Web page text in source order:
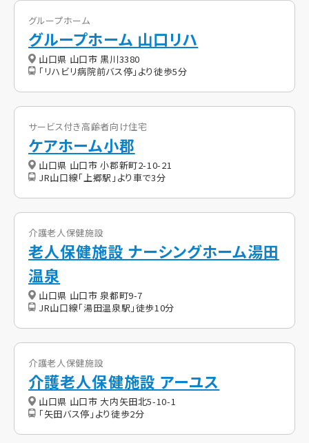
グループホーム
グループホーム 山口リハ
山口県 山口市 黒川3380
「リハビリ病院前バス停」より徒歩5分
サービス付き高齢者向け住宅
ケアホーム小郡
山口県 山口市 小郡新町2-10-21
JR山口線「上郷駅」より車で3分
介護老人保健施設
老人保健施設 ナーシングホーム湯田
温泉
山口県 山口市 泉都町9-7
JR山口線「湯田温泉駅」徒歩10分
介護老人保健施設
介護老人保健施設 アーユス
山口県 山口市 大内矢田北5-10-1
「矢田バス停」より徒歩2分